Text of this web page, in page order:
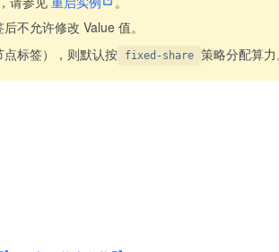
不允许修改 Value 值。
点标签），则默认按 fixed-share 策略分配算力